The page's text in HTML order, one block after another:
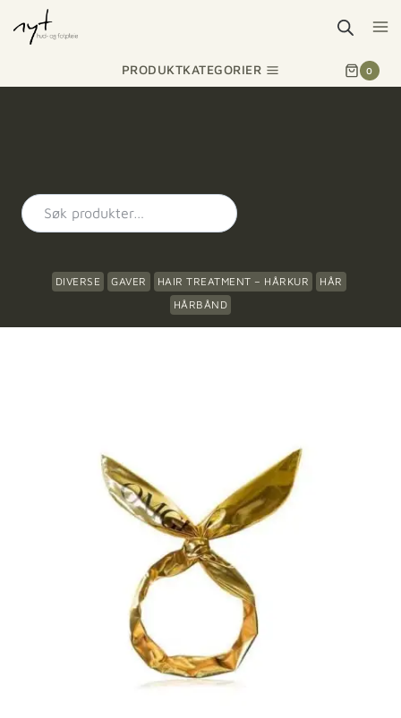
PRODUKTKATEGORIER 0
DIVERSE GAVER HAIR TREATMENT – HÅRKUR
HÅR
HÅRBÅND